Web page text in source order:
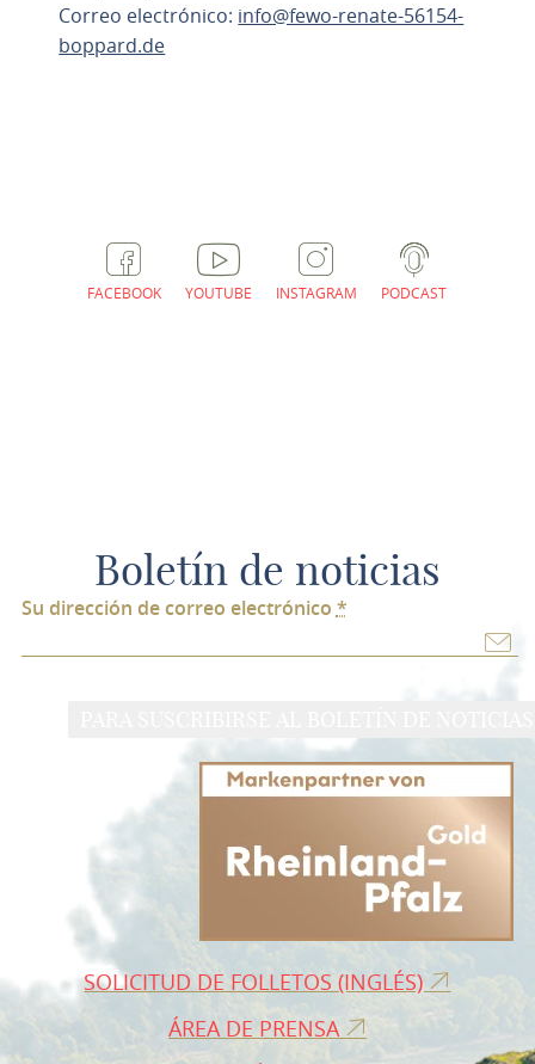
Correo electrónico: info@fewo-renate-56154-
boppard.de
FACEBOOK YOUTUBE INSTAGRAM PODCAST
Boletín de noticias
Su dirección de correo electrónico *
SOLICITUD DE FOLLETOS (INGLÉS)
ÁREA DE PRENSA